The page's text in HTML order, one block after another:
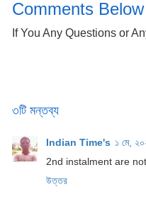
Comments Below
If You Any Questions or
৩টি মন্তব্য
Indian Time's ১ মে,
2nd instalment are
উত্তর